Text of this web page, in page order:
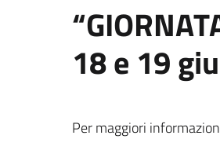
18 e 19
Per maggiori